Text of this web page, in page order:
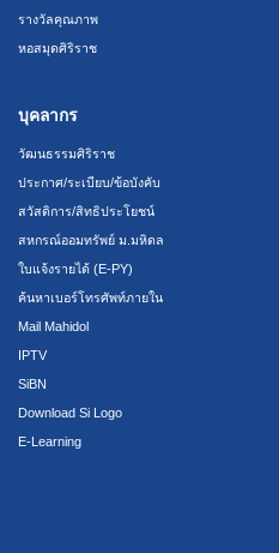
รางวัลคุณภาพ
หอสมุดศิริราช
บุคลากร
วัฒนธรรมศิริราช
ประกาศ/ระเบียบ/ข้อบังคับ
สวัสดิการ/สิทธิประโยชน์
สหกรณ์ออมทรัพย์ ม.มหิดล
ใบแจ้งรายได้ (E-PY)
ค้นหาเบอร์โทรศัพท์ภายใน
Mail Mahidol
IPTV
SiBN
Download Si Logo
E-Learning